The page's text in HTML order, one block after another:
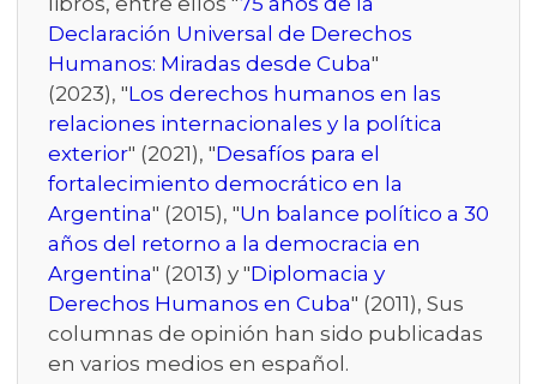
Declaración Universal de Derechos
Humanos: Miradas desde Cuba"
(2023), "Los derechos humanos en las
relaciones internacionales y la política
exterior" (2021), "Desafíos para el
fortalecimiento democrático en la
Argentina" (2015), "Un balance político a 30
años del retorno a la democracia en
Argentina" (2013) y "Diplomacia y
Derechos Humanos en Cuba" (2011), Sus
columnas de opinión han sido publicadas
en varios medios en español.